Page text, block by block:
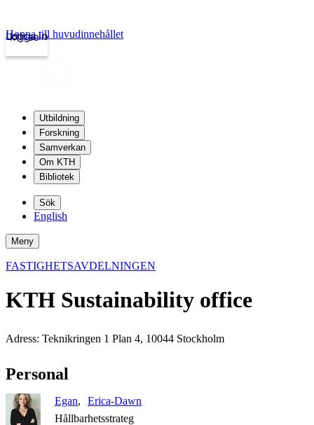
kth.se
Logga in
Hoppa till huvudinnehållet
Utbildning
Forskning
Samverkan
Om KTH
Bibliotek
Sök
English
Meny
FASTIGHETSAVDELNINGEN
KTH Sustainability office
Adress: Teknikringen 1 Plan 4, 10044 Stockholm
Personal
Egan
Erica-Dawn
Hållbarhetsstrateg